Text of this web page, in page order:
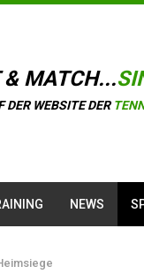
& MATCH...
DER WEBSITE DER
NEWS